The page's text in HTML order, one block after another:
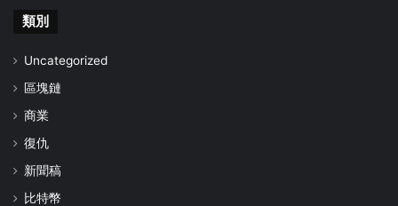
類別
Uncategorized
區塊鏈
商業
復仇
新聞稿
比特幣